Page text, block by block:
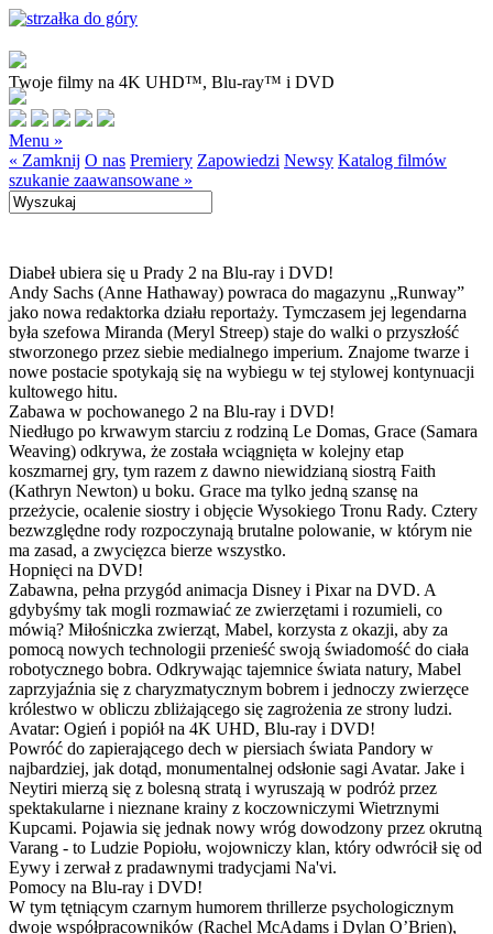
Twoje filmy na 4K UHD™, Blu-ray™ i DVD
Menu »
« Zamknij O nas Premiery Zapowiedzi Newsy Katalog filmów
szukanie zaawansowane »
Diabeł ubiera się u Prady 2 na Blu-ray i DVD!
Andy Sachs (Anne Hathaway) powraca do magazynu „Runway”
jako nowa redaktorka działu reportaży. Tymczasem jej legendarna
była szefowa Miranda (Meryl Streep) staje do walki o przyszłość
stworzonego przez siebie medialnego imperium. Znajome twarze i
nowe postacie spotykają się na wybiegu w tej stylowej kontynuacji
kultowego hitu.
Zabawa w pochowanego 2 na Blu-ray i DVD!
Niedługo po krwawym starciu z rodziną Le Domas, Grace (Samara
Weaving) odkrywa, że została wciągnięta w kolejny etap
koszmarnej gry, tym razem z dawno niewidzianą siostrą Faith
(Kathryn Newton) u boku. Grace ma tylko jedną szansę na
przeżycie, ocalenie siostry i objęcie Wysokiego Tronu Rady. Cztery
bezwzględne rody rozpoczynają brutalne polowanie, w którym nie
ma zasad, a zwycięzca bierze wszystko.
Hopnięci na DVD!
Zabawna, pełna przygód animacja Disney i Pixar na DVD. A
gdybyśmy tak mogli rozmawiać ze zwierzętami i rozumieli, co
mówią? Miłośniczka zwierząt, Mabel, korzysta z okazji, aby za
pomocą nowych technologii przenieść swoją świadomość do ciała
robotycznego bobra. Odkrywając tajemnice świata natury, Mabel
zaprzyjaźnia się z charyzmatycznym bobrem i jednoczy zwierzęce
królestwo w obliczu zbliżającego się zagrożenia ze strony ludzi.
Avatar: Ogień i popiół na 4K UHD, Blu-ray i DVD!
Powróć do zapierającego dech w piersiach świata Pandory w
najbardziej, jak dotąd, monumentalnej odsłonie sagi Avatar. Jake i
Neytiri mierzą się z bolesną stratą i wyruszają w podróż przez
spektakularne i nieznane krainy z koczowniczymi Wietrznymi
Kupcami. Pojawia się jednak nowy wróg dowodzony przez okrutną
Varang - to Ludzie Popiołu, wojowniczy klan, który odwrócił się od
Eywy i zerwał z pradawnymi tradycjami Na'vi.
Pomocy na Blu-ray i DVD!
W tym tętniącym czarnym humorem thrillerze psychologicznym
dwoje współpracowników (Rachel McAdams i Dylan O’Brien),